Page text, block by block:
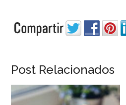
Post Relacionados